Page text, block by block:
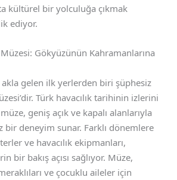
kültürel bir yolculuğa çıkmak
ediyor.
Gökyüzünün Kahramanlarına
gelen ilk yerlerden biri şüphesiz
Türk havacılık tarihinin izlerini
geniş açık ve kapalı alanlarıyla
bir deneyim sunar. Farklı dönemlere
ve havacılık ekipmanları,
bir bakış açısı sağlıyor. Müze,
ve çocuklu aileler için